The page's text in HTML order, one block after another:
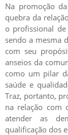
Na promoção
quebra da
o profissional
sendo a mesma
com seu
anseios da
como um pilar
saúde e
Traz, portanto,
na relação com
atender as
qualificação dos